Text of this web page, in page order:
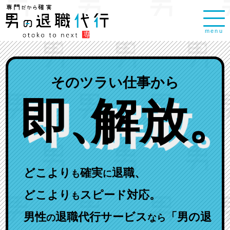
menu
そのツラい仕事から
即、解放。
どこよりも確実に退職、
どこよりもスピード対応。
男性の退職代行サービスなら「男の退